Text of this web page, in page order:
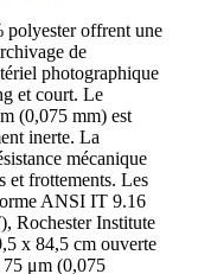
polyester offrent une
de
photographique
et court. Le
(0,075 mm) est
inerte. La
mécanique
et frottements. Les
ANSI IT 9.16
Rochester Institute
x 84,5 cm ouverte
75 μm (0,075